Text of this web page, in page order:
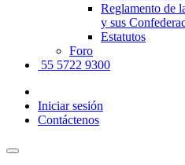
Reglamento de
y sus
Estatutos
Foro
55 5722 9300
Iniciar sesión
Contáctenos